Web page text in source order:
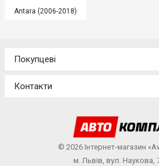
Antara (2006-2018)
Покупцеві
Контакти
© 2026 Інтернет-магазин
м. Львів, вул. Наукова,